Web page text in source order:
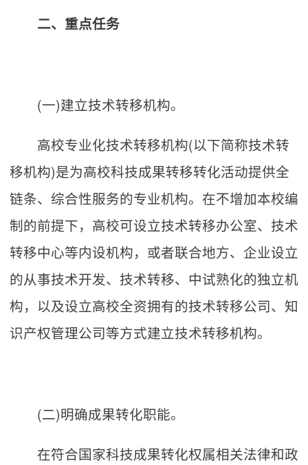
二、重点任务
(一)建立技术转移机构。
高校专业化技术转移机构(以下简称技术转
移机构)是为高校科技成果转移转化活动提供全
链条、综合性服务的专业机构。在不增加本校编
制的前提下，高校可设立技术转移办公室、技术
转移中心等内设机构，或者联合地方、企业设立
的从事技术开发、技术转移、中试熟化的独立机
构，以及设立高校全资拥有的技术转移公司、知
识产权管理公司等方式建立技术转移机构。
(二)明确成果转化职能。
在符合国家科技成果转化权属相关法律和政